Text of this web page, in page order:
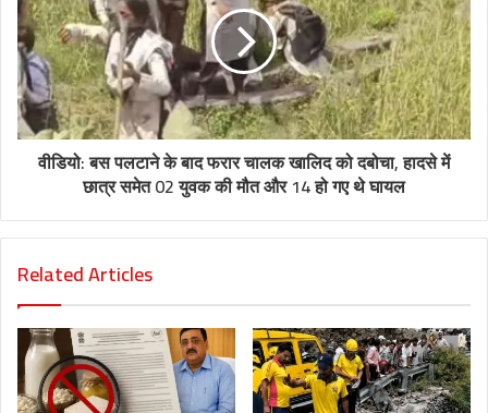
वीडियो: बस पलटाने के बाद फरार चालक खालिद को दबोचा, हादसे में
छात्र समेत 02 युवक की मौत और 14 हो गए थे घायल
Related Articles